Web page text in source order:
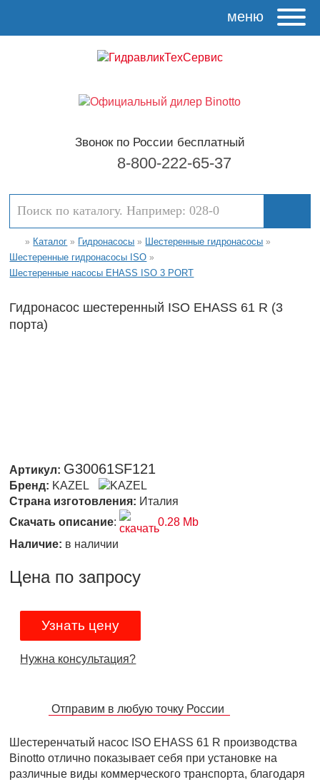
меню
Звонок по России бесплатный
8-800-222-65-37
» Каталог » Гидронасосы » Шестеренные гидронасосы »
Шестеренные гидронасосы ISO »
Шестеренные насосы EHASS ISO 3 PORT
Гидронасос шестеренный ISO EHASS 61 R (3
порта)
Артикул: G30061SF121
Бренд: KAZEL
Страна изготовления: Италия
Скачать описание:
0.28 Mb
Наличие: в наличии
Цена по запросу
Узнать цену
Нужна консультация?
Отправим в любую точку России
Шестеренчатый насос ISO EHASS 61 R производства
Binotto отлично показывает себя при установке на
различные виды коммерческого транспорта, благодаря